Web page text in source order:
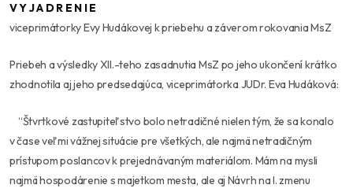
V Y J A D R E N I E
viceprimátorky Evy Hudákovej k priebehu a záverom rokovania MsZ
Priebeh a výsledky XII.-teho zasadnutia MsZ po jeho ukončení krátko
zhodnotila aj jeho predsedajúca, viceprimátorka JUDr. Eva Hudáková:
“Štvrtkové zastupiteľstvo bolo netradičné nielen tým, že sa konalo
v čase veľmi vážnej situácie pre všetkých, ale najmä netradičným
prístupom poslancov k prejednávaným materiálom. Mám na mysli
najmä hospodárenie s majetkom mesta, ale aj Návrh na I. zmenu